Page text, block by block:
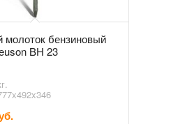
бензиновый
BH 23